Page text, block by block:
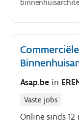
ideeën naar
ondersteunt het
zorgt voor een
Commerciële
Asap.be in
Vaste jobs
Online sinds 12